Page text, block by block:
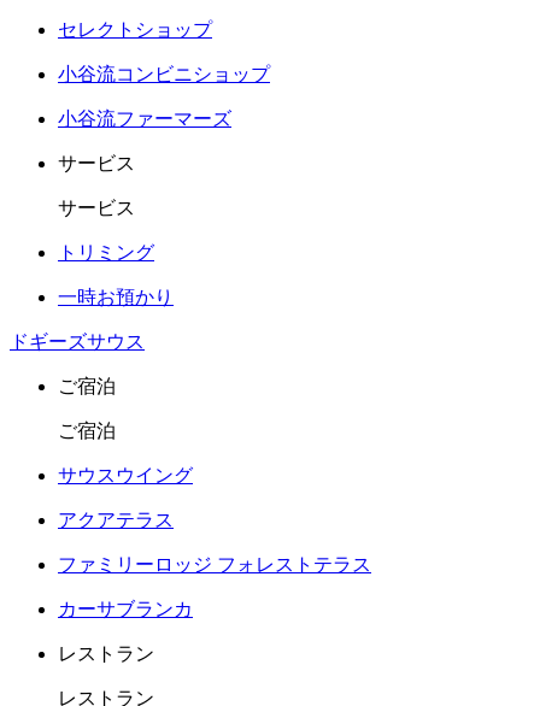
セレクトショップ
小谷流コンビニショップ
小谷流ファーマーズ
サービス
サービス
トリミング
一時お預かり
ドギーズサウス
ご宿泊
ご宿泊
サウスウイング
アクアテラス
ファミリーロッジ フォレストテラス
カーサブランカ
レストラン
レストラン